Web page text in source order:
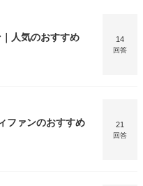
人気のおすすめ
14
回答
ファンのおすすめ
21
回答